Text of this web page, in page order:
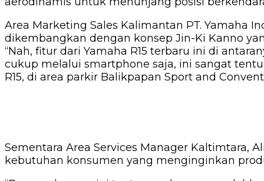
Area Marketing Sales Kalimantan PT. Yamaha
dikembangkan dengan konsep Jin-Ki Kanno
“Nah, fitur dari Yamaha R15 terbaru ini di
cukup melalui smartphone saja, ini sangat
R15, di area parkir Balikpapan Sport and
Sementara Area Services Manager Kaltimtara,
kebutuhan konsumen yang menginginkan